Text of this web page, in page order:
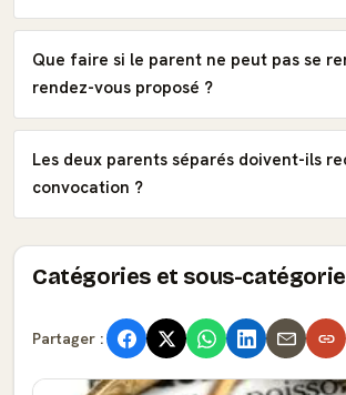
Que faire si le parent ne peut pas se
rendez-vous proposé ?
Les deux parents séparés doivent-ils
convocation ?
Catégories et sous-
Partager :